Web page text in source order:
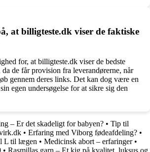
at billigteste.dk viser de faktiske
for, at billigteste.dk viser de bedste
de får provision fra leverandørerne, når
gennem deres links. Det kan dog være en
egen undersøgelse for at sikre sig den
– Er det skadeligt for babyen? • Tip til
• Erfaring med Viborg fødeafdeling? •
L til lægen • Medicinsk abort – erfaringer•
• Rasmillas garn – Et kig på kvalitet, luksus og